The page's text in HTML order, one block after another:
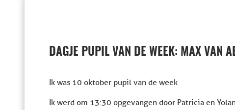
DAGJE PUPIL VAN DE WEEK: MAX VAN
Ik was 10 oktober pupil van de week
Ik werd om 13:30 opgevangen door Patricia en